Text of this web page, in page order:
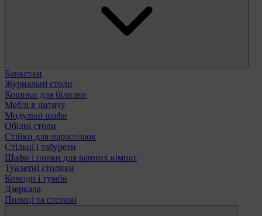
Банкетки
Журнальні столи
Кошики для білизни
Меблі в дитячу
Модульні шафи
Обідні столи
Стійки для парасольок
Стільці і табурети
Шафи і полки для ванних кімнат
Туалетні столики
Комоди і тумби
Дзеркала
Полиці та стелажі